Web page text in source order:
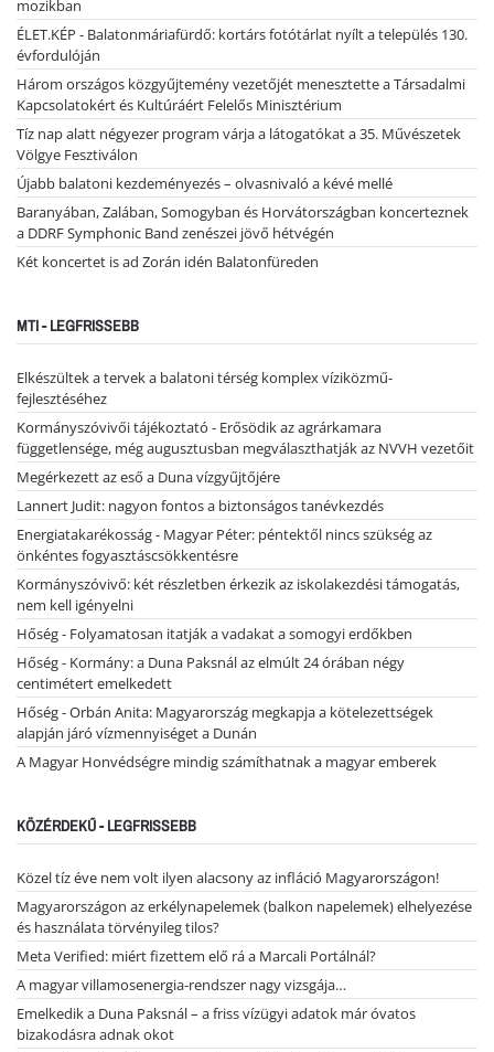
mozikban
ÉLET.KÉP - Balatonmáriafürdő: kortárs fotótárlat nyílt a település 130.
évfordulóján
Három országos közgyűjtemény vezetőjét menesztette a Társadalmi
Kapcsolatokért és Kultúráért Felelős Minisztérium
Tíz nap alatt négyezer program várja a látogatókat a 35. Művészetek
Völgye Fesztiválon
Újabb balatoni kezdeményezés – olvasnivaló a kévé mellé
Baranyában, Zalában, Somogyban és Horvátországban koncerteznek
a DDRF Symphonic Band zenészei jövő hétvégén
Két koncertet is ad Zorán idén Balatonfüreden
MTI - LEGFRISSEBB
Elkészültek a tervek a balatoni térség komplex víziközmű-
fejlesztéséhez
Kormányszóvivői tájékoztató - Erősödik az agrárkamara
függetlensége, még augusztusban megválaszthatják az NVVH vezetőit
Megérkezett az eső a Duna vízgyűjtőjére
Lannert Judit: nagyon fontos a biztonságos tanévkezdés
Energiatakarékosság - Magyar Péter: péntektől nincs szükség az
önkéntes fogyasztáscsökkentésre
Kormányszóvivő: két részletben érkezik az iskolakezdési támogatás,
nem kell igényelni
Hőség - Folyamatosan itatják a vadakat a somogyi erdőkben
Hőség - Kormány: a Duna Paksnál az elmúlt 24 órában négy
centimétert emelkedett
Hőség - Orbán Anita: Magyarország megkapja a kötelezettségek
alapján járó vízmennyiséget a Dunán
A Magyar Honvédségre mindig számíthatnak a magyar emberek
KÖZÉRDEKŰ - LEGFRISSEBB
Közel tíz éve nem volt ilyen alacsony az infláció Magyarországon!
Magyarországon az erkélynapelemek (balkon napelemek) elhelyezése
és használata törvényileg tilos?
Meta Verified: miért fizettem elő rá a Marcali Portálnál?
A magyar villamosenergia-rendszer nagy vizsgája…
Emelkedik a Duna Paksnál – a friss vízügyi adatok már óvatos
bizakodásra adnak okot